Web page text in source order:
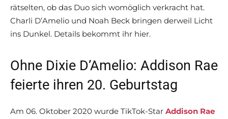
rätselten, ob das Duo sich womöglich verkracht hat.
Charli D’Amelio und Noah Beck bringen derweil Licht
ins Dunkel. Details bekommt ihr hier.
Ohne Dixie D’Amelio: Addison Rae
feierte ihren 20. Geburtstag
Am 06. Oktober 2020 wurde TikTok-Star Addison Rae